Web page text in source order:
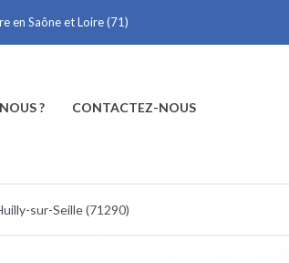
en Saône et Loire (71)
? CONTACTEZ-NOUS
sur-Seille (71290)